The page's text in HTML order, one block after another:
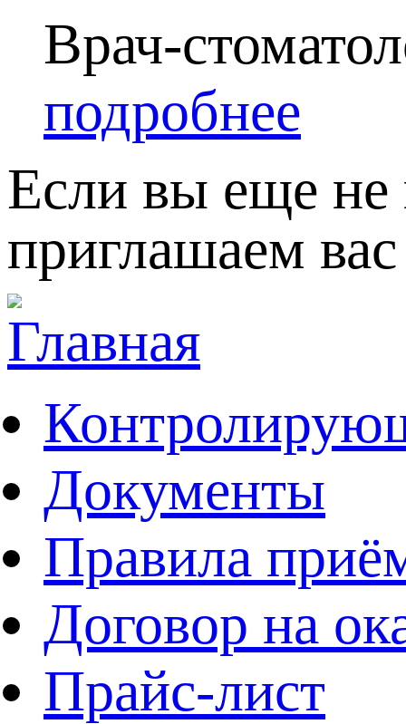
Врач-
подробнее
Если вы еще не
приглашаем
Документы
Правила
Договор на
Прайс-лист